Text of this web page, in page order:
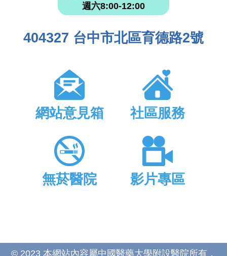
週六8:00-12:00
404327 台中市北區育德路2號
網站意見箱 社區服務
無菸醫院 影片專區
© 2023 本網站內容屬中國醫藥大學附設醫院所有，